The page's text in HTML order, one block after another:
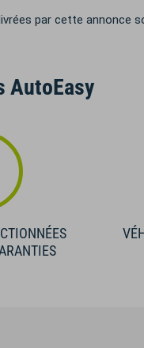
par cette
AutoEasy